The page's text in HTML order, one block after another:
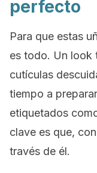
perfecto
Para que estas
es todo. Un look
cutículas
tiempo a
etiquetados
clave es que,
través de él.